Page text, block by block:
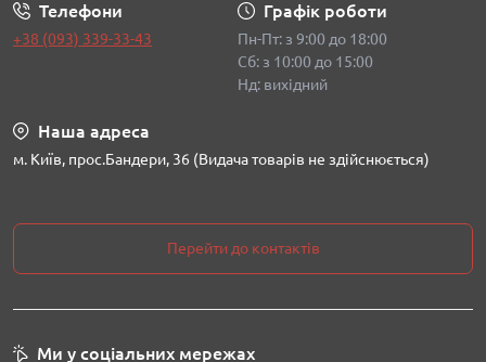
Телефони
+38 (093) 339-33-43
Графік роботи
Пн-Пт: з 9:00 до 18:00
Сб: з 10:00 до 15:00
Нд: вихідний
Наша адреса
м. Київ, прос.Бандери, 36 (Видача товарів не здійснюється)
Перейти до контактів
Ми у соціальних мережах